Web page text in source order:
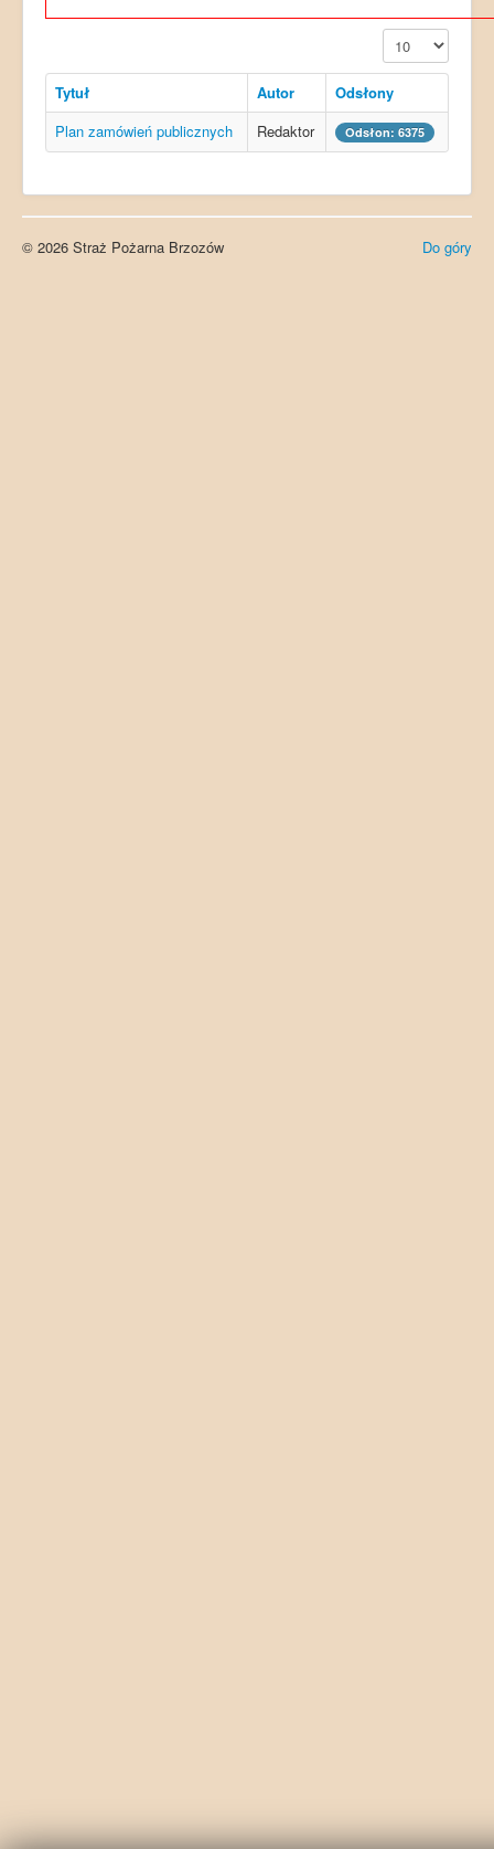
Pokaż #
Tytuł Autor
Odsłony
Plan zamówień publicznych
Redaktor Odsłon: 6375
Do góry
© 2026 Straż Pożarna Brzozów